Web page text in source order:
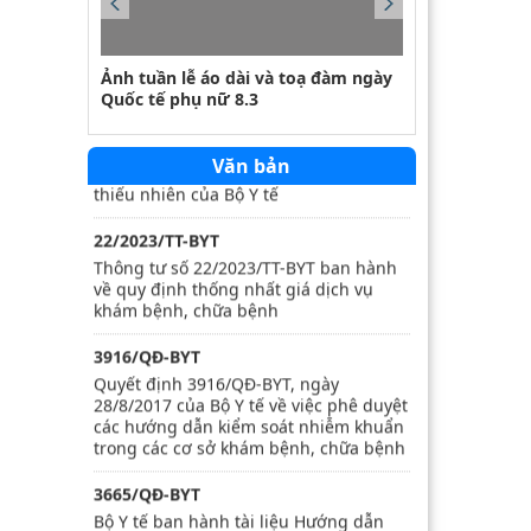
Ảnh tuần lễ áo dài và toạ đàm ngày
Quốc tế phụ nữ 8.3
Văn bản
khám bệnh, chữa bệnh tại các cơ sở
thuộc tỉnh Lai Châu quản lý
1760/QĐ-BYT
Hướng dẫn chẩn đoán và điều trị Đái
tháo đường típ 1 ở trẻ em và thanh
thiếu nhiên của Bộ Y tế
22/2023/TT-BYT
Thông tư số 22/2023/TT-BYT ban hành
về quy định thống nhất giá dịch vụ
khám bệnh, chữa bệnh
3916/QĐ-BYT
Quyết định 3916/QĐ-BYT, ngày
28/8/2017 của Bộ Y tế về việc phê duyệt
các hướng dẫn kiểm soát nhiễm khuẩn
trong các cơ sở khám bệnh, chữa bệnh
3665/QĐ-BYT
Bộ Y tế ban hành tài liệu Hướng dẫn
quy trình kỹ thuật về Phục hồi chức